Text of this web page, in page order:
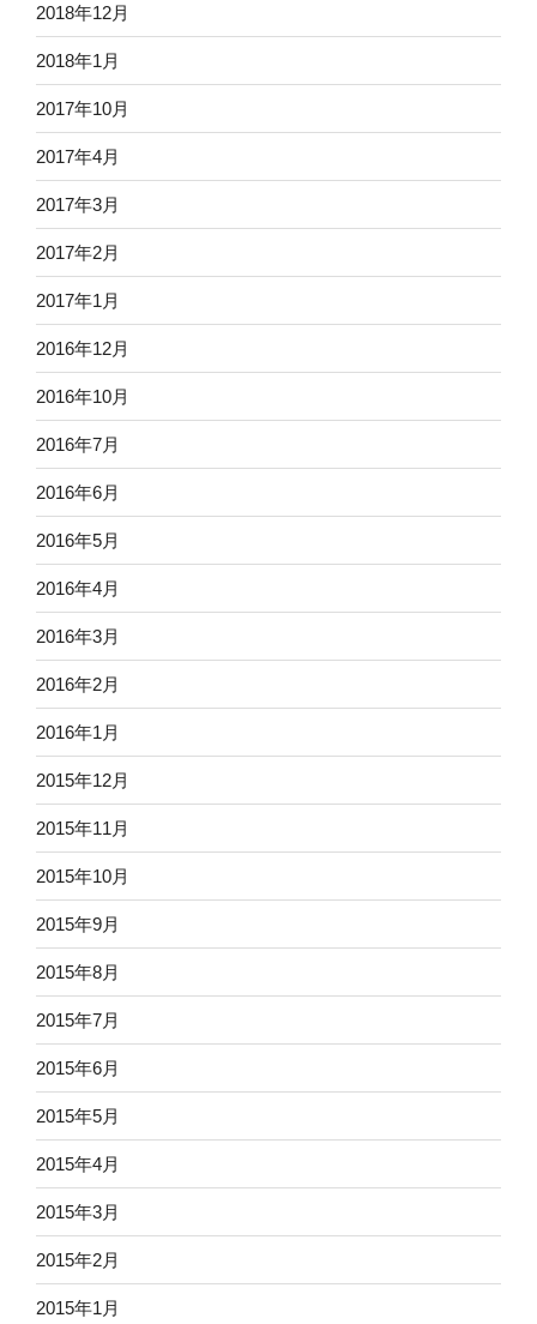
2018年12月
2018年1月
2017年10月
2017年4月
2017年3月
2017年2月
2017年1月
2016年12月
2016年10月
2016年7月
2016年6月
2016年5月
2016年4月
2016年3月
2016年2月
2016年1月
2015年12月
2015年11月
2015年10月
2015年9月
2015年8月
2015年7月
2015年6月
2015年5月
2015年4月
2015年3月
2015年2月
2015年1月